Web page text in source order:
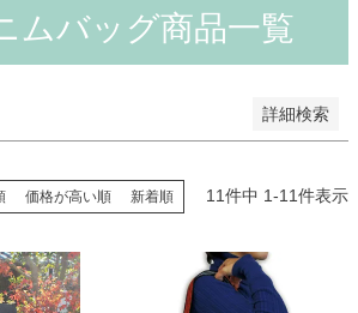
ムバッグ商品一覧
詳細検索
ト順
検索
価格が高い順 新着順 11件中 1-11件表示